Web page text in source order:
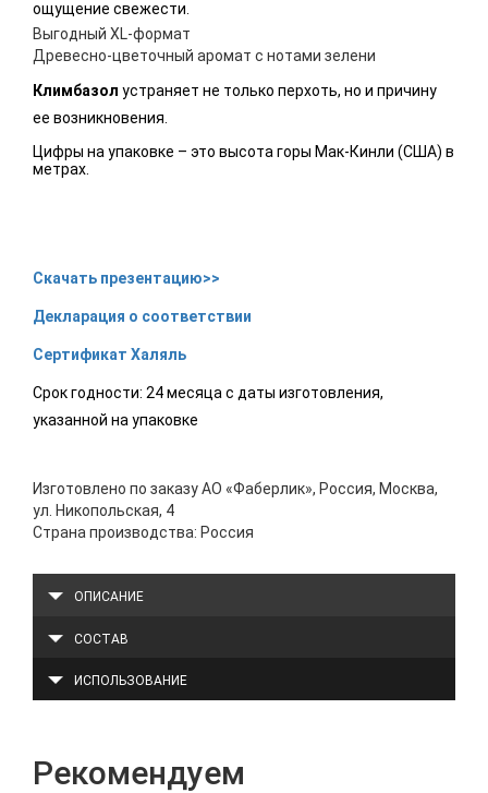
ощущение свежести.
Выгодный XL-формат
Древесно-цветочный аромат с нотами зелени
Климбазол устраняет не только перхоть, но и причину
ее возникновения.
Цифры на упаковке – это высота горы Мак-Кинли (США) в
метрах.
Скачать презентацию>>
Декларация о соответствии
Сертификат Халяль
Срок годности: 24 месяца с даты изготовления,
указанной на упаковке
Изготовлено по заказу АО «Фаберлик», Россия, Москва,
ул. Никопольская, 4
Страна производства: Россия
ОПИСАНИЕ
СОСТАВ
ИСПОЛЬЗОВАНИЕ
Рекомендуем